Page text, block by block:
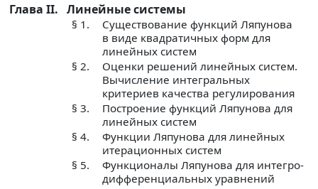
Глава II. Линейные системы
§ 1.
Существование функций Ляпунова
в виде квадратичных форм для
линейных систем
§ 2.
Оценки решений линейных систем.
Вычисление интегральных
критериев качества регулирования
§ 3.
Построение функций Ляпунова для
линейных систем
§ 4.
Функции Ляпунова для линейных
итерационных систем
§ 5.
Функционалы Ляпунова для интегро-
дифференциальных уравнений